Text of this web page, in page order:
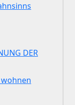
DER
wohnen